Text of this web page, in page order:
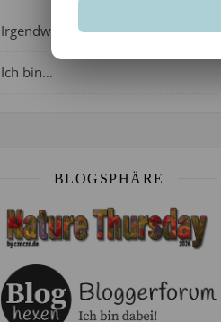
Irgendwie wie April, oder?
Ich bin…
BLOGSPHÄRE